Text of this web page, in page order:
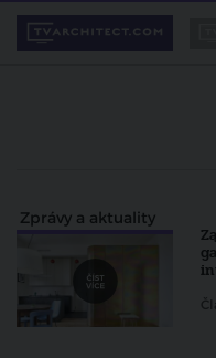
Zprávy a aktuality